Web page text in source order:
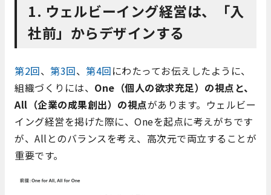
1. ウェルビーイング経営は、「入
社前」からデザインする
第2回、 第3回、 第4回にわたってお伝えしたように、
組織づくりには、 One（個人の欲求充足）の視点と、
All（企業の成果創出）の視点があります。ウェルビー
イング経営を掲げた際に、Oneを起点に考えがちです
が、Allとのバランスを考え、高次元で両立することが
重要です。